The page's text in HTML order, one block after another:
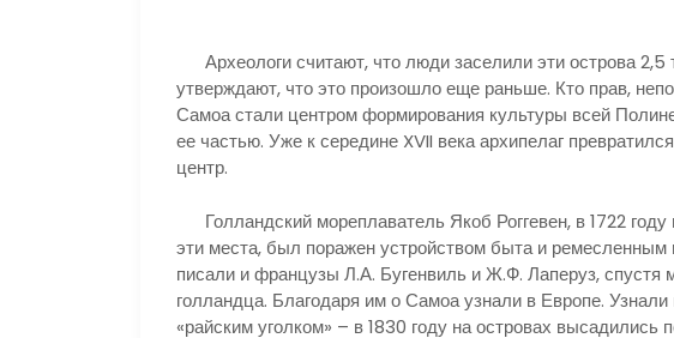
Археологи считают, что люди заселили эти острова
утверждают, что это произошло еще раньше. Кто прав,
Самоа стали центром формирования культуры всей
ее частью. Уже к середине XVII века архипелаг
центр.
Голландский мореплаватель Якоб Роггевен, в 1722
эти места, был поражен устройством быта и
писали и французы Л.А. Бугенвиль и Ж.Ф. Лаперуз, спустя
голландца. Благодаря им о Самоа узнали в Европе.
«райским уголком» – в 1830 году на островах высадились